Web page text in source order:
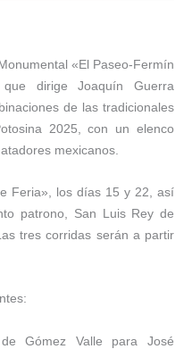
«El Paseo-Fermín
dirige Joaquín Guerra
de las tradicionales
2025, con un elenco
mexicanos.
Feria», los días 15 y 22, así
patrono, San Luis Rey de
tres corridas serán a partir
Gómez Valle para José